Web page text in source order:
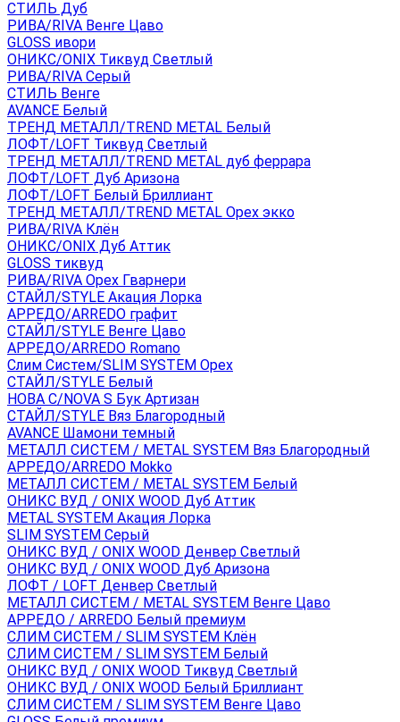
СТИЛЬ Дуб
РИВА/RIVA Венге Цаво
GLOSS ивори
ОНИКС/ONIX Тиквуд Светлый
РИВА/RIVA Серый
СТИЛЬ Венге
AVANСE Белый
ТРЕНД МЕТАЛЛ/TREND METAL Белый
ЛОФТ/LOFT Тиквуд Светлый
ТРЕНД МЕТАЛЛ/TREND METAL дуб феррара
ЛОФТ/LOFT Дуб Аризона
ЛОФТ/LOFT Белый Бриллиант
ТРЕНД МЕТАЛЛ/TREND METAL Орех экко
РИВА/RIVA Клён
ОНИКС/ONIX Дуб Аттик
GLOSS тиквуд
РИВА/RIVA Орех Гварнери
СТАЙЛ/STYLE Акация Лорка
АРРЕДО/ARREDO графит
СТАЙЛ/STYLE Венге Цаво
АРРЕДО/ARREDO Romano
Слим Систем/SLIM SYSTEM Орех
СТАЙЛ/STYLE Белый
НОВА С/NOVA S Бук Артизан
СТАЙЛ/STYLE Вяз Благородный
AVANCE Шамони темный
МЕТАЛЛ СИСТЕМ / METAL SYSTEM Вяз Благородный
АРРЕДО/ARREDO Mokko
МЕТАЛЛ СИСТЕМ / METAL SYSTEM Белый
ОНИКС ВУД / ONIX WOOD Дуб Аттик
METAL SYSTEM Акация Лорка
SLIM SYSTEM Серый
ОНИКС ВУД / ONIX WOOD Денвер Светлый
ОНИКС ВУД / ONIX WOOD Дуб Аризона
ЛОФТ / LOFT Денвер Светлый
МЕТАЛЛ СИСТЕМ / METAL SYSTEM Венге Цаво
АРРЕДО / ARREDO Белый премиум
СЛИМ СИСТЕМ / SLIM SYSTEM Клён
СЛИМ СИСТЕМ / SLIM SYSTEM Белый
ОНИКС ВУД / ONIX WOOD Тиквуд Светлый
ОНИКС ВУД / ONIX WOOD Белый Бриллиант
СЛИМ СИСТЕМ / SLIM SYSTEM Венге Цаво